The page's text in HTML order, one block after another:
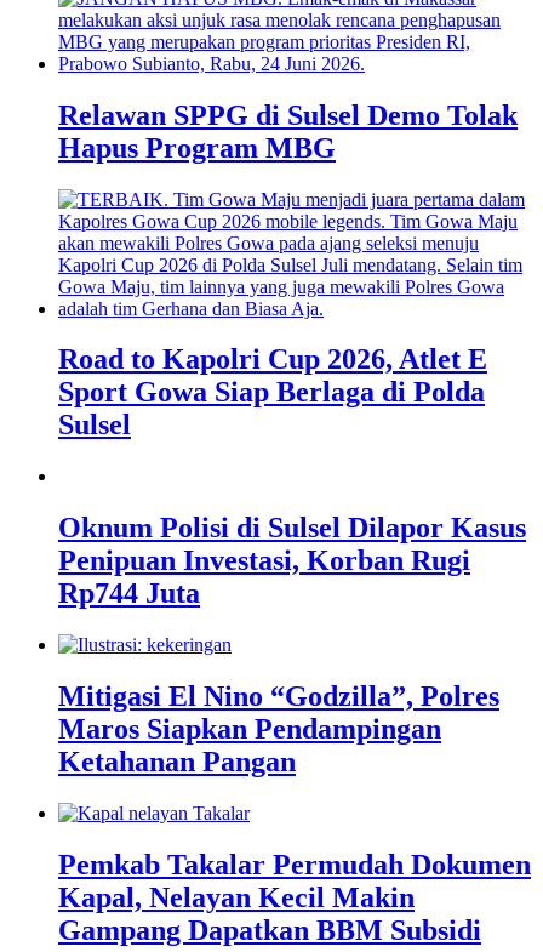
Relawan SPPG di Sulsel Demo Tolak
Hapus Program MBG
Road to Kapolri Cup 2026, Atlet E
Sport Gowa Siap Berlaga di Polda
Sulsel
Oknum Polisi di Sulsel Dilapor Kasus
Penipuan Investasi, Korban Rugi
Rp744 Juta
Mitigasi El Nino “Godzilla”, Polres
Maros Siapkan Pendampingan
Ketahanan Pangan
Pemkab Takalar Permudah Dokumen
Kapal, Nelayan Kecil Makin
Gampang Dapatkan BBM Subsidi